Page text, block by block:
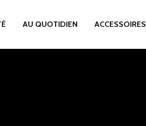
AU QUOTIDIEN ACCESSOIRES